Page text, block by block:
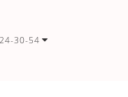
30-54